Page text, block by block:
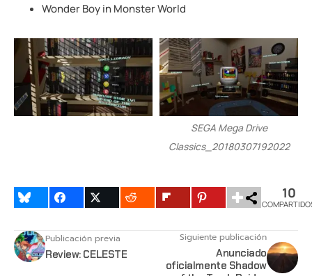
Wonder Boy in Monster World
SEGA Mega Drive
Classics_20180307192022
10
Publicación previa
Review: CELESTE
Siguiente publicación
Anunciado
oficialmente Shadow